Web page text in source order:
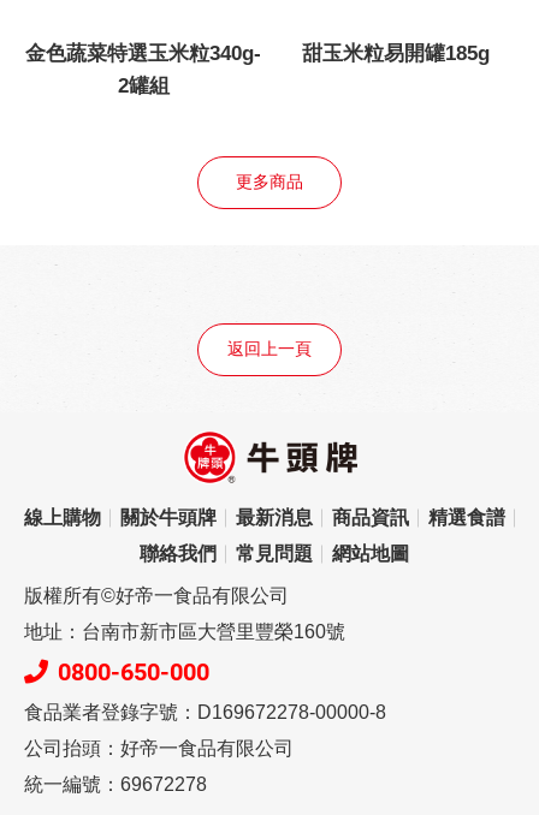
金色蔬菜特選玉米粒340g-
2罐組
甜玉米粒易開罐185g
更多商品
返回上一頁
線上購物 關於牛頭牌 最新消息 商品資訊
精選食譜
聯絡我們
常見問題 網站地圖
版權所有©好帝一食品有限公司
地址：台南市新市區大營里豐榮160號
0800-650-000
食品業者登錄字號：D169672278-00000-8
公司抬頭：好帝一食品有限公司
統一編號：69672278